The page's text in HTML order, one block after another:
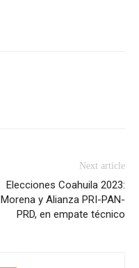
Next article
Elecciones Coahuila 2023:
Morena y Alianza PRI-PAN-
PRD, en empate técnico